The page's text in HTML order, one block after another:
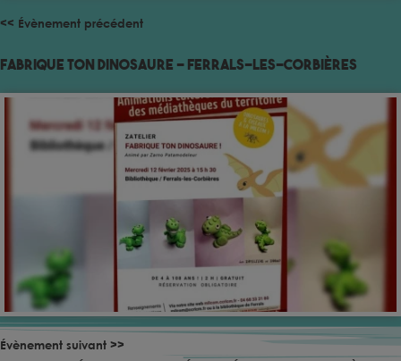
<< Évènement précédent
Fabrique ton dinosaure – Ferrals-les-Corbières
Évènement suivant >>